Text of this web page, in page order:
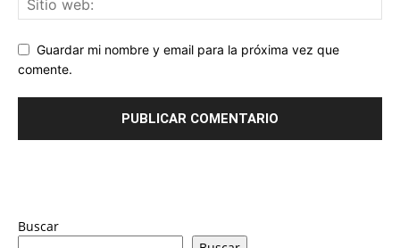
Guardar mi nombre y email para la próxima vez que
comente.
Buscar